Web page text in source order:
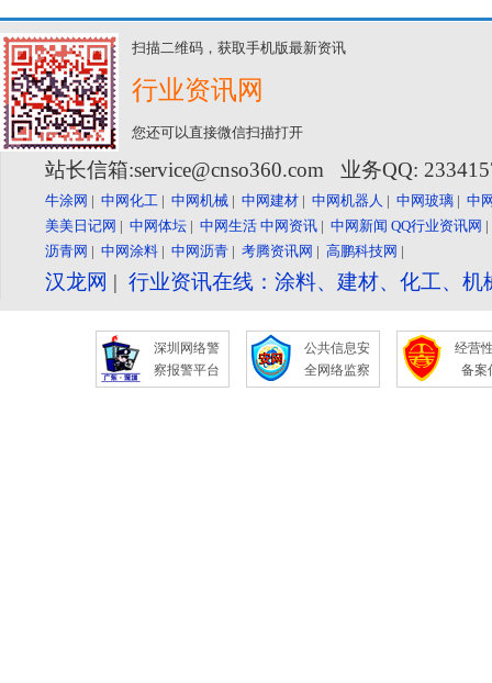
扫描二维码，获取手机版最新资讯
行业资讯网
您还可以直接微信扫描打开
站长信箱:service@cnso360.com 业务QQ:
牛涂网 | 中网化工 | 中网机械 | 中网建材 | 中网机器人 | 中网玻璃 | 中
美美日记网 | 中网体坛 | 中网生活 中网资讯 | 中网新闻 QQ行业资讯网
沥青网 | 中网涂料 | 中网沥青 | 考腾资讯网 | 高鹏科技网 |
汉龙网 | 行业资讯在线：涂料、建材、化工、
深圳网络警
察报警平台
公共信息安
全网络监察
经营
备案